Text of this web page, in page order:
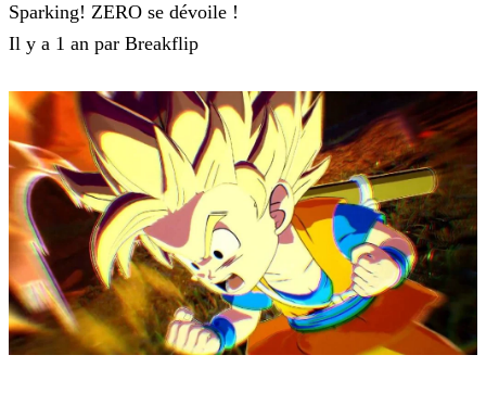
Sparking! ZERO se dévoile !
Il y a 1 an par Breakflip